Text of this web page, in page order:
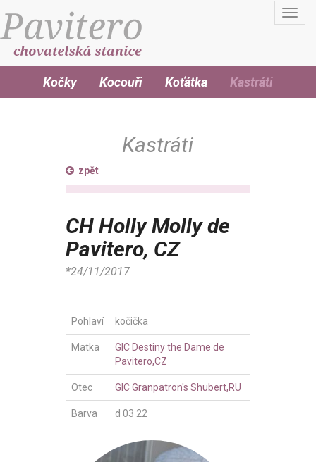
Kočky Kocouři Koťátka Kastráti
Kastráti
zpět
CH Holly Molly de
Pavitero, CZ
*24/11/2017
Pohlaví kočička
Matka
GIC Destiny the Dame de
Pavitero,CZ
Otec GIC Granpatron's Shubert,RU
Barva d 03 22